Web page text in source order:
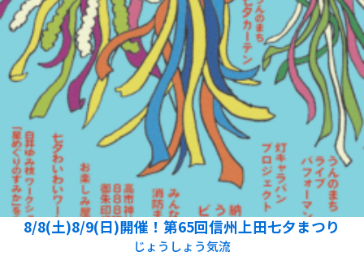
8/8(土)8/9(日)開催！第65回信州上田七夕まつり
じょうしょう気流